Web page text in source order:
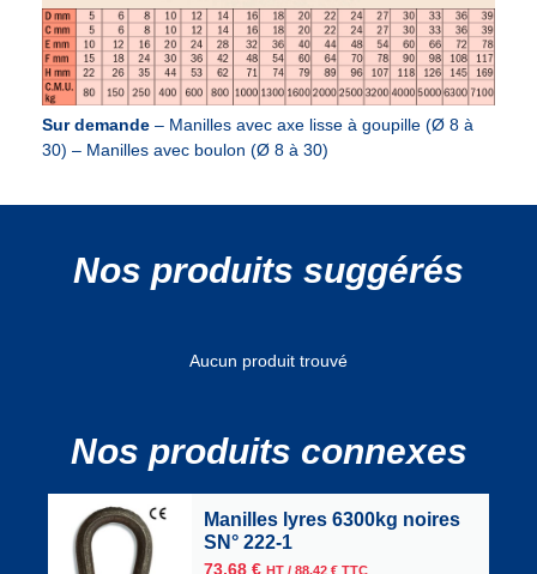
Sur demande – Manilles avec axe lisse à goupille (Ø 8 à
30) – Manilles avec boulon (Ø 8 à 30)
Nos produits suggérés
Aucun produit trouvé
Nos produits connexes
Manilles lyres 6300kg noires
SN° 222-1
73,68 € HT / 88,42 € TTC